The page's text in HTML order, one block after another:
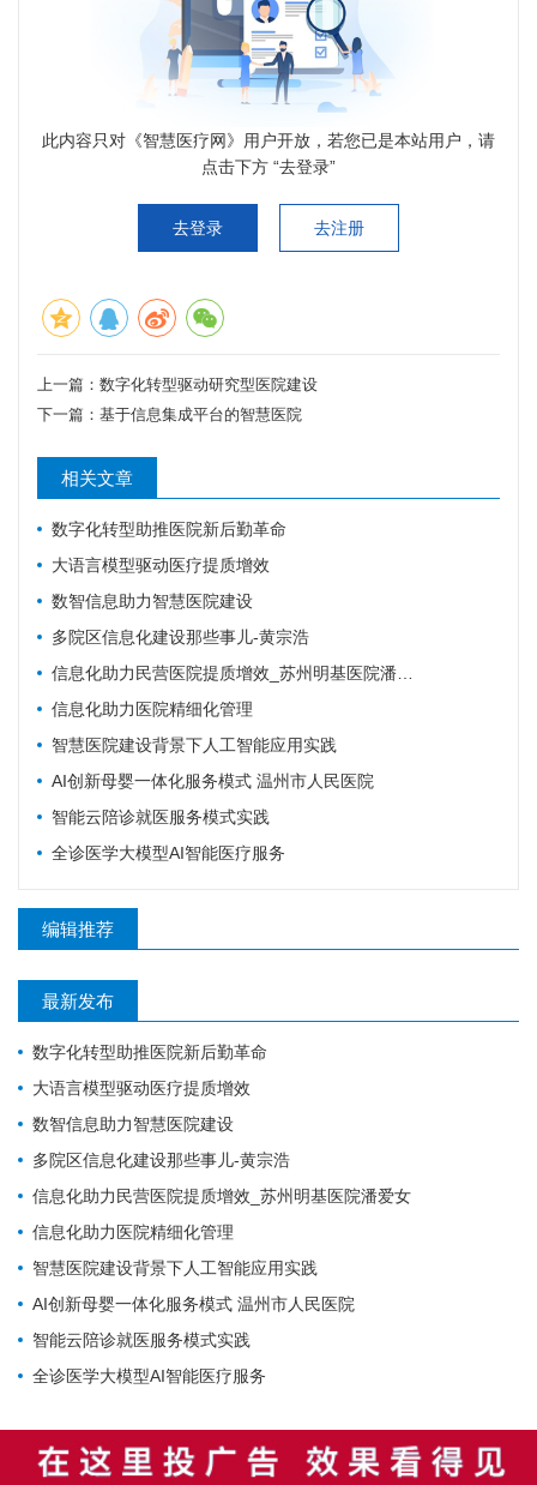
此内容只对《智慧医疗网》用户开放，若您已是本站用户，请
点击下方 “去登录”
去登录 去注册
上一篇： 数字化转型驱动研究型医院建设
下一篇： 基于信息集成平台的智慧医院
相关文章
数字化转型助推医院新后勤革命
大语言模型驱动医疗提质增效
数智信息助力智慧医院建设
多院区信息化建设那些事儿-黄宗浩
信息化助力民营医院提质增效_苏州明基医院潘爱女
信息化助力医院精细化管理
智慧医院建设背景下人工智能应用实践
AI创新母婴一体化服务模式 温州市人民医院
智能云陪诊就医服务模式实践
全诊医学大模型AI智能医疗服务
编辑推荐
最新发布
数字化转型助推医院新后勤革命
大语言模型驱动医疗提质增效
数智信息助力智慧医院建设
多院区信息化建设那些事儿-黄宗浩
信息化助力民营医院提质增效_苏州明基医院潘爱女
信息化助力医院精细化管理
智慧医院建设背景下人工智能应用实践
AI创新母婴一体化服务模式 温州市人民医院
智能云陪诊就医服务模式实践
全诊医学大模型AI智能医疗服务